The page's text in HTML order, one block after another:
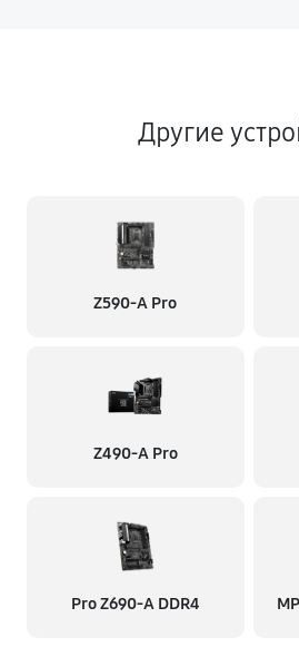
Другие
Z590-A Pro
Z490-A Pro
Pro Z690-A DDR4